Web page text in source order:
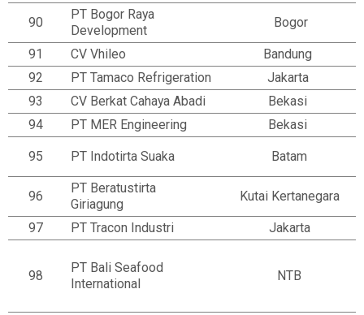
90
PT Bogor Raya
Development
Bogor
91 CV Vhileo
Bandung
92
PT Tamaco Refrigeration
Jakarta
93
CV Berkat Cahaya Abadi
Bekasi
94
PT MER Engineering Bekasi
95 PT Indotirta Suaka Batam
96
PT Beratustirta
Giriagung
Kutai Kertanegara
97 PT Tracon Industri Jakarta
98
PT Bali Seafood
International
NTB